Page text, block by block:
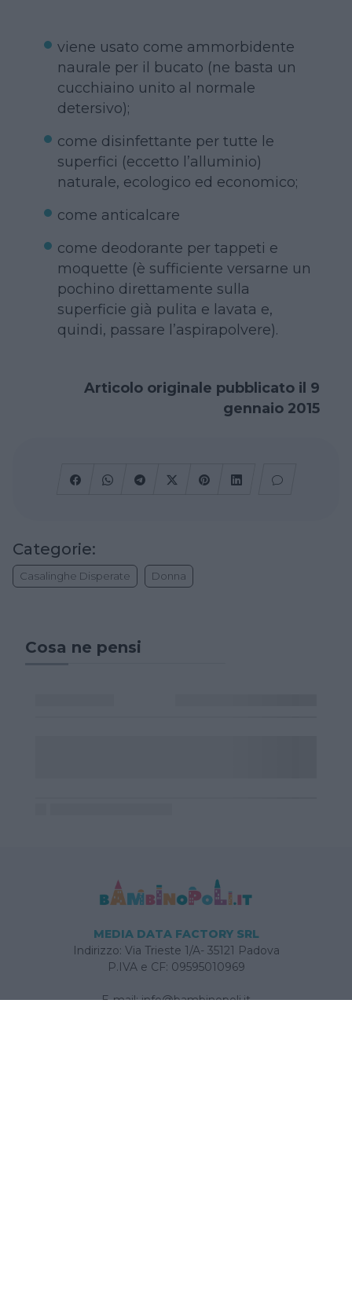
viene usato come ammorbidente
naurale per il bucato (ne basta un
cucchiaino unito al normale
detersivo);
come disinfettante per tutte le
superfici (eccetto l’alluminio)
naturale, ecologico ed economico;
come anticalcare
come deodorante per tappeti e
moquette (è sufficiente versarne un
pochino direttamente sulla
superficie già pulita e lavata e,
quindi, passare l’aspirapolvere).
Articolo originale pubblicato il 9
gennaio 2015
Categorie:
Casalinghe Disperate Donna
Cosa ne pensi
MEDIA DATA FACTORY SRL
Indirizzo: Via Trieste 1/A- 35121 Padova
P.IVA e CF: 09595010969
E-mail:info@bambinopoli.it